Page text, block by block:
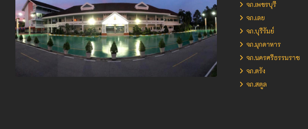
จภ.เพชรบุรี
จภ.เลย
จภ.บุรีรัมย์
จภ.มุกดาหาร
จภ.นครศรีธรรมราช
จภ.ตรัง
จภ.สตูล